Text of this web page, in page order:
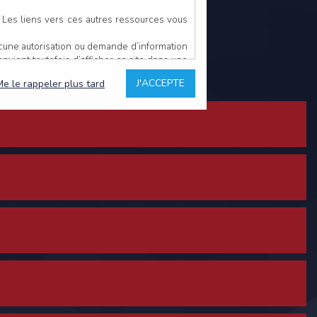
liens vers ces autres ressources vous
autorisation ou demande d’information
toutefois d’afficher ce site dans une
estime non conforme à l’objet du site
comme étant fiables.
avoir fait l’objet de mises à jour. En
l’utilisateur, qui assume la totalité des
l’interprétation ou de l’utilisation des
hors du contrôle de l’EDITEUR, et
J'ACCEPTE
le rappeler plus tard